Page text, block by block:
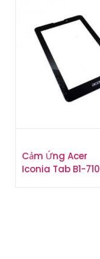
Cảm Ứng Acer
Iconia Tab B1-710